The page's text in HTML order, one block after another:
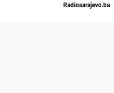
Radiosarajevo.ba